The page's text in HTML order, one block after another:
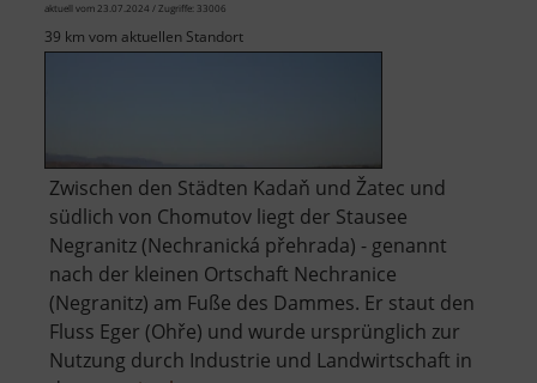
aktuell vom 23.07.2024 / Zugriffe: 33006
39 km vom aktuellen Standort
Zwischen den Städten Kadaň und Žatec und
südlich von Chomutov liegt der Stausee
Negranitz (Nechranická přehrada) - genannt
nach der kleinen Ortschaft Nechranice
(Negranitz) am Fuße des Dammes. Er staut den
Fluss Eger (Ohře) und wurde ursprünglich zur
Nutzung durch Industrie und Landwirtschaft in